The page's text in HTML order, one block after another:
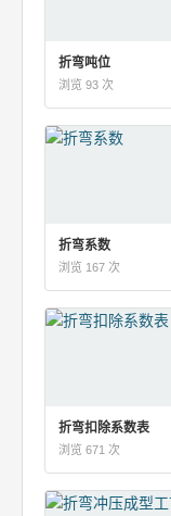
折弯吨位
浏览 93 次
折弯系数
浏览 167 次
折弯扣除系数表
浏览 671 次